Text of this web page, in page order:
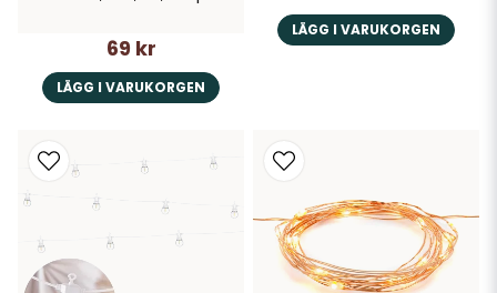
69 kr
LÄGG I VARUKORGEN
LÄGG I VARUKORGEN